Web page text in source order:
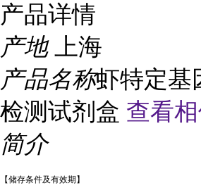
产品详情
产地
上海
产品名称虾特定基
检测试剂盒 查看
简介
【储存条件及有效期】